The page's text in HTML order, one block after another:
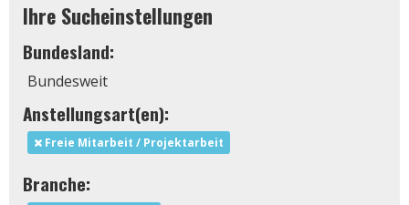
Ihre Sucheinstellungen
Bundesland:
Bundesweit
Anstellungsart(en):
Freie Mitarbeit / Projektarbeit
Branche: